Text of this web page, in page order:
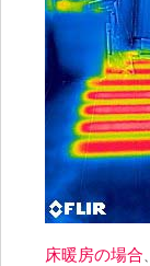
床暖房の場合